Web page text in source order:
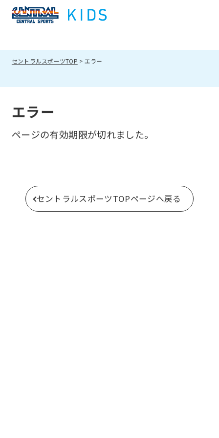
セントラルスポーツTOP エラー
エラー
ページの有効期限が切れました。
セントラルスポーツTOPページへ戻る